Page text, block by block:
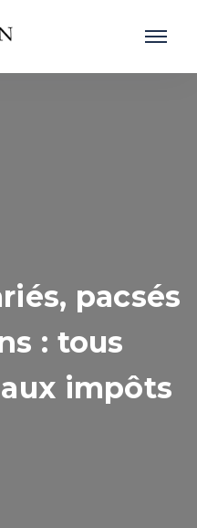
pacsés
: tous
impôts